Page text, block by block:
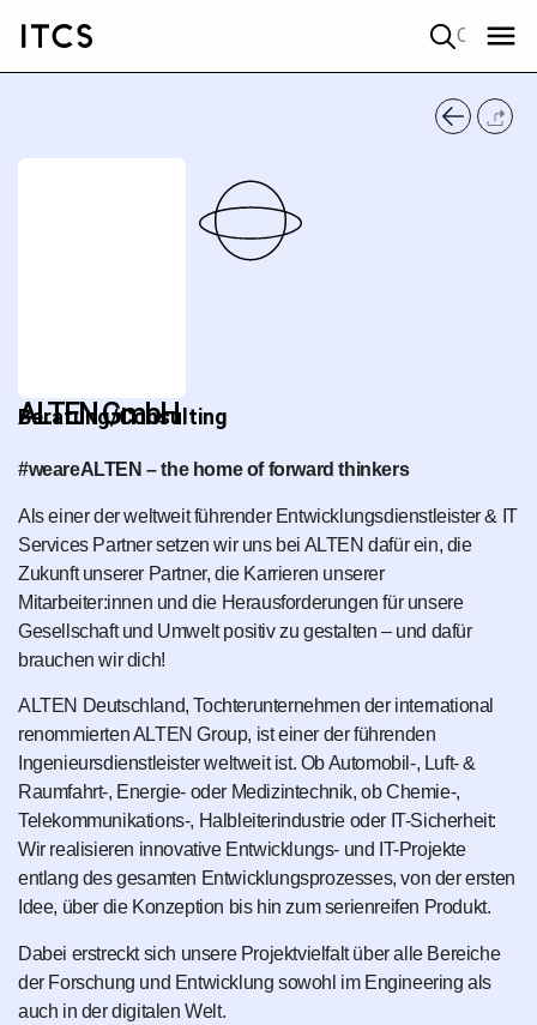
ALTEN GmbH
Beratung/Consulting
#weareALTEN – the home of forward thinkers
Als einer der weltweit führender Entwicklungsdienstleister & IT
Services Partner setzen wir uns bei ALTEN dafür ein, die
Zukunft unserer Partner, die Karrieren unserer
Mitarbeiter:innen und die Herausforderungen für unsere
Gesellschaft und Umwelt positiv zu gestalten – und dafür
brauchen wir dich!
ALTEN Deutschland, Tochterunternehmen der international
renommierten ALTEN Group, ist einer der führenden
Ingenieursdienstleister weltweit ist. Ob Automobil-, Luft- &
Raumfahrt-, Energie- oder Medizintechnik, ob Chemie-,
Telekommunikations-, Halbleiterindustrie oder IT-Sicherheit:
Wir realisieren innovative Entwicklungs- und IT-Projekte
entlang des gesamten Entwicklungsprozesses, von der ersten
Idee, über die Konzeption bis hin zum serienreifen Produkt.
Dabei erstreckt sich unsere Projektvielfalt über alle Bereiche
der Forschung und Entwicklung sowohl im Engineering als
auch in der digitalen Welt.